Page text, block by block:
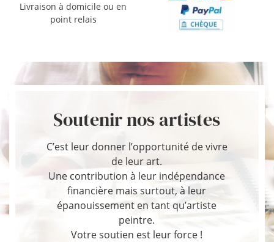
Livraison à domicile ou en
point relais
Soutenir nos artistes
C’est leur donner l’opportunité de vivre
de leur art.
Une contribution à leur indépendance
financière mais surtout, à leur
épanouissement en tant qu’artiste
peintre.
Votre soutien est leur force !